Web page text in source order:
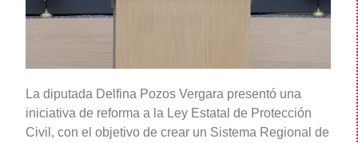
La diputada Delfina Pozos Vergara presentó una
iniciativa de reforma a la Ley Estatal de Protección
Civil, con el objetivo de crear un Sistema Regional de